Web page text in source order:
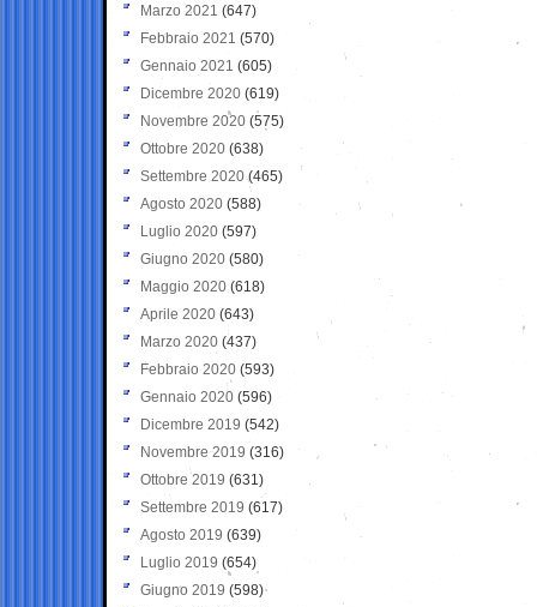
Marzo 2021 (647)
Febbraio 2021 (570)
Gennaio 2021 (605)
Dicembre 2020 (619)
Novembre 2020 (575)
Ottobre 2020 (638)
Settembre 2020(465)
Agosto 2020 (588)
Luglio 2020 (597)
Giugno 2020 (580)
Maggio 2020 (618)
Aprile 2020 (643)
Marzo 2020 (437)
Febbraio 2020 (593)
Gennaio 2020 (596)
Dicembre 2019 (542)
Novembre 2019 (316)
Ottobre 2019 (631)
Settembre 2019 (617)
Agosto 2019 (639)
Luglio 2019 (654)
Giugno 2019 (598)